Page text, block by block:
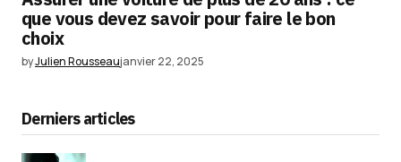
que vous devez savoir pour faire le bon
choix
byJulien Rousseaujanvier 22, 2025
Derniers articles